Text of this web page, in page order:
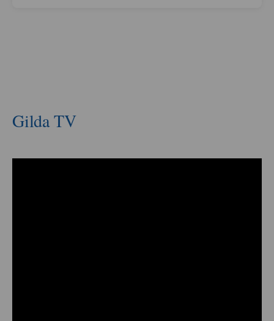
Gilda TV